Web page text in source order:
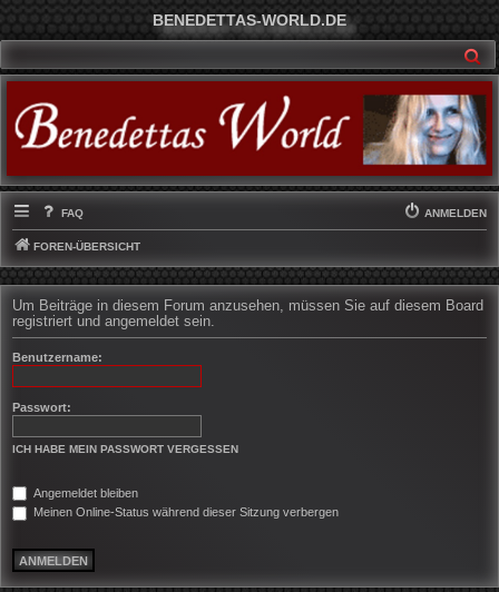
BENEDETTAS-WORLD.DE
FAQ ANMELDEN
FOREN-ÜBERSICHT
Um Beiträge in diesem Forum anzusehen, müssen Sie auf diesem Board
registriert und angemeldet sein.
Benutzername:
Passwort:
ICH HABE MEIN PASSWORT VERGESSEN
Angemeldet bleiben
Meinen Online-Status während dieser Sitzung verbergen